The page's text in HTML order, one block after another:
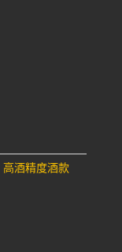
高酒精度酒款